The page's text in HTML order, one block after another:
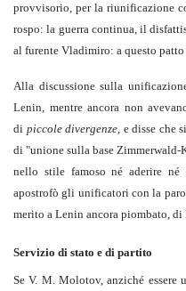
provvisorio, per la riunificazione
rospo: la guerra continua, il
al furente Vladimiro: a questo
Alla discussione sulla
Lenin, mentre ancora non
di piccole divergenze, e disse che
di "unione sulla base
nello stile famoso né aderire né
apostrofò gli unificatori con la
merito a Lenin ancora piombato,
Servizio di stato e di partito
Se V. M. Molotov, anziché